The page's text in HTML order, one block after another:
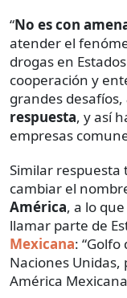
“No es con
atender el
drogas en
cooperación y
grandes desafíos,
respuesta, y así
empresas
Similar respuesta
cambiar el
América, a lo
llamar parte de
Mexicana:
Naciones
América